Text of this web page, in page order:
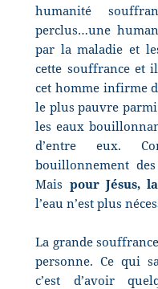
humanité
perclus…une
par la maladie et
cette souffrance et
cet homme infirme
le plus pauvre parmi
les eaux
d’entre eux.
bouillonnement
Mais pour Jésus,
l’eau n’est plus
La grande
personne. Ce qui
c’est d’avoir